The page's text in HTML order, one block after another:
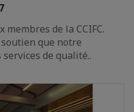
de la CCIFC.
soutien que notre
de qualité..